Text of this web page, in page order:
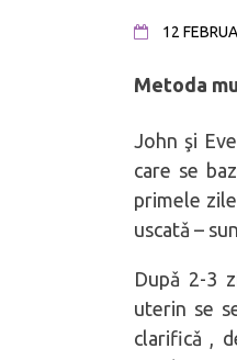
12
Metoda
John şi
care se
primele
uscatǎ –
Dupǎ 2-3
uterin se
clarificǎ ,